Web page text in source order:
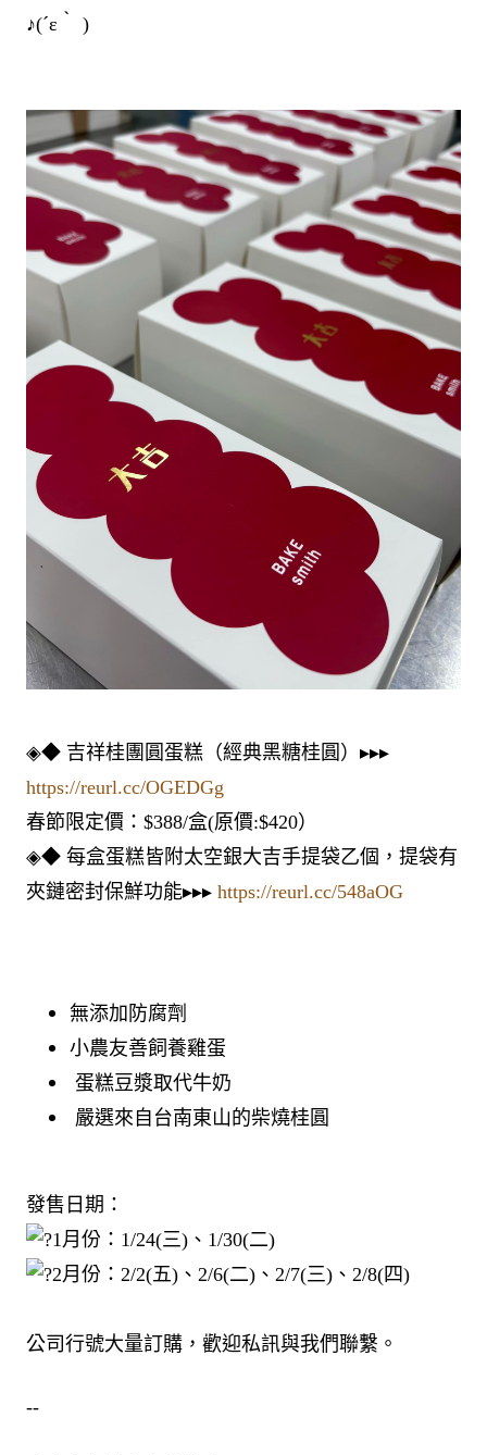
♪(´ε｀ )
◈◆ 吉祥桂團圓蛋糕（經典黑糖桂圓）▸▸▸
https://reurl.cc/OGEDGg
春節限定價：$388/盒(原價:$420）
◈◆ 每盒蛋糕皆附太空銀大吉手提袋乙個，提袋有
夾鏈密封保鮮功能▸▸▸ https://reurl.cc/548aOG
無添加防腐劑
小農友善飼養雞蛋
蛋糕豆漿取代牛奶
嚴選來自台南東山的柴燒桂圓
發售日期：
1月份：1/24(三)、1/30(二)
2月份：2/2(五)、2/6(二)、2/7(三)、2/8(四)
公司行號大量訂購，歡迎私訊與我們聯繫。
--